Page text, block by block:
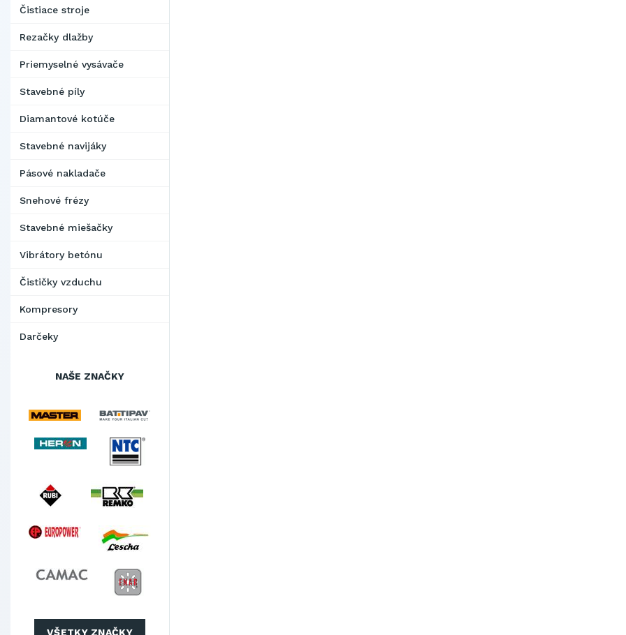
Čistiace stroje
Rezačky dlažby
Priemyselné vysávače
Stavebné píly
Diamantové kotúče
Stavebné navijáky
Pásové nakladače
Snehové frézy
Stavebné miešačky
Vibrátory betónu
Čističky vzduchu
Kompresory
Darčeky
NAŠE ZNAČKY
VŠETKY ZNAČKY